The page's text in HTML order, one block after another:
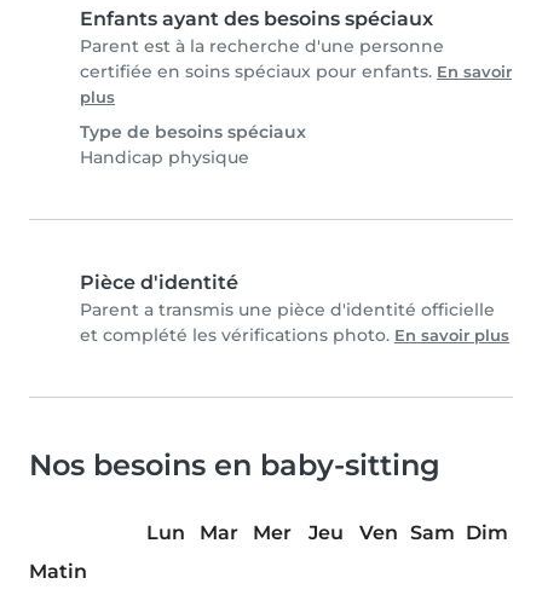
Enfants ayant des besoins spéciaux
Parent est à la recherche d'une personne
certifiée en soins spéciaux pour enfants. En savoir
plus
Type de besoins spéciaux
Handicap physique
Pièce d'identité
Parent a transmis une pièce d'identité officielle
et complété les vérifications photo. En savoir plus
Nos besoins en baby-sitting
Lun Mar Mer Jeu Ven Sam Dim
Matin